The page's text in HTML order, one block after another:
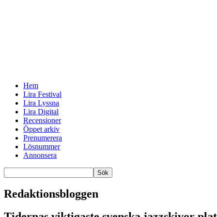
Hem
Lira Festival
Lira Lyssna
Lira Digital
Recensioner
Öppet arkiv
Prenumerera
Lösnummer
Annonsera
Redaktionsbloggen